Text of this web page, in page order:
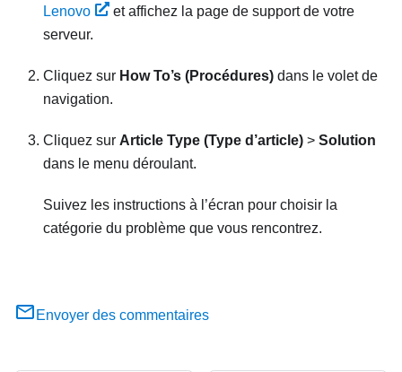
Lenovo
et affichez la page de support de votre
serveur.
Cliquez sur How To’s (Procédures) dans le volet de
navigation.
Cliquez sur Article Type (Type d’article) > Solution
dans le menu déroulant.
Suivez les instructions à l’écran pour choisir la
catégorie du problème que vous rencontrez.
Envoyer des commentaires